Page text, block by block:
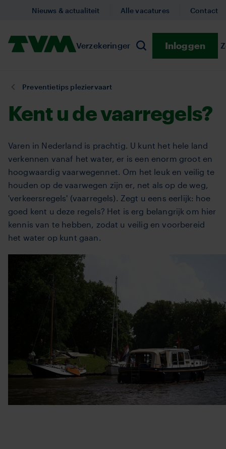
Overslaan
de
Homepage,
Verzekeringen SubmenuPreventie
Zoeken
Inloggen
Nieuws & actualiteit Alle vacatures Contact
U
hier:
Preventietips pleziervaart
Kent u de vaarregels?
Varen in Nederland is prachtig. U kunt het hele land
verkennen vanaf het water, er is een enorm groot en
hoogwaardig vaarwegennet. Om het leuk en veilig te
houden op de vaarwegen zijn er, net als op de weg,
'verkeersregels' (vaarregels). Zegt u eens eerlijk: hoe
goed kent u deze regels? Het is erg belangrijk om hier
kennis van te hebben, zodat u veilig en voorbereid
het water op kunt gaan.